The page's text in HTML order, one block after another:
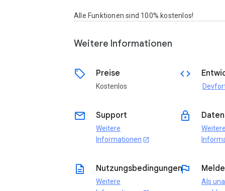
Alle Funktionen sind 100% kostenlos!
Weitere Informationen
sell Preise
Kostenlos
code
email Support
Weitere
Informationen open_in_new
lock
description Nutzungsbedingungen
Weitere
flag
Als